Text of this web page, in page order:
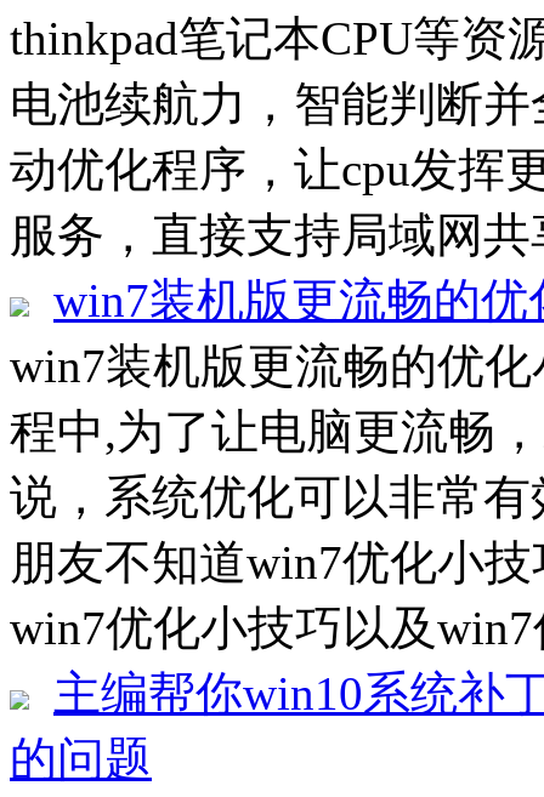
thinkpad笔记本CPU等资
电池续航力，智能判断
动优化程序，让cpu发挥
服务，直接支持局域网
win7装机版更流畅的优
win7装机版更流畅的优
程中,为了让电脑更流畅
说，系统优化可以非常
朋友不知道win7优化小
win7优化小技巧以及
主编帮你win10系统补
的问题